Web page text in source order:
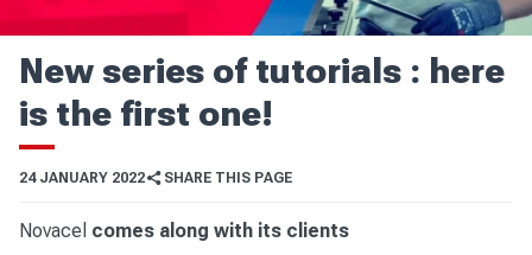
New series of tutorials : here
is the first one!
24 JANUARY 2022 SHARE THIS PAGE
Novacel comes along with its clients